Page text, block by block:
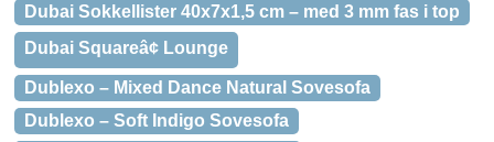
Dubai Sokkellister 40x7x1,5 cm – med 3 mm fas i top
Dubai Squareâ¢ Lounge
Dublexo – Mixed Dance Natural Sovesofa
Dublexo – Soft Indigo Sovesofa